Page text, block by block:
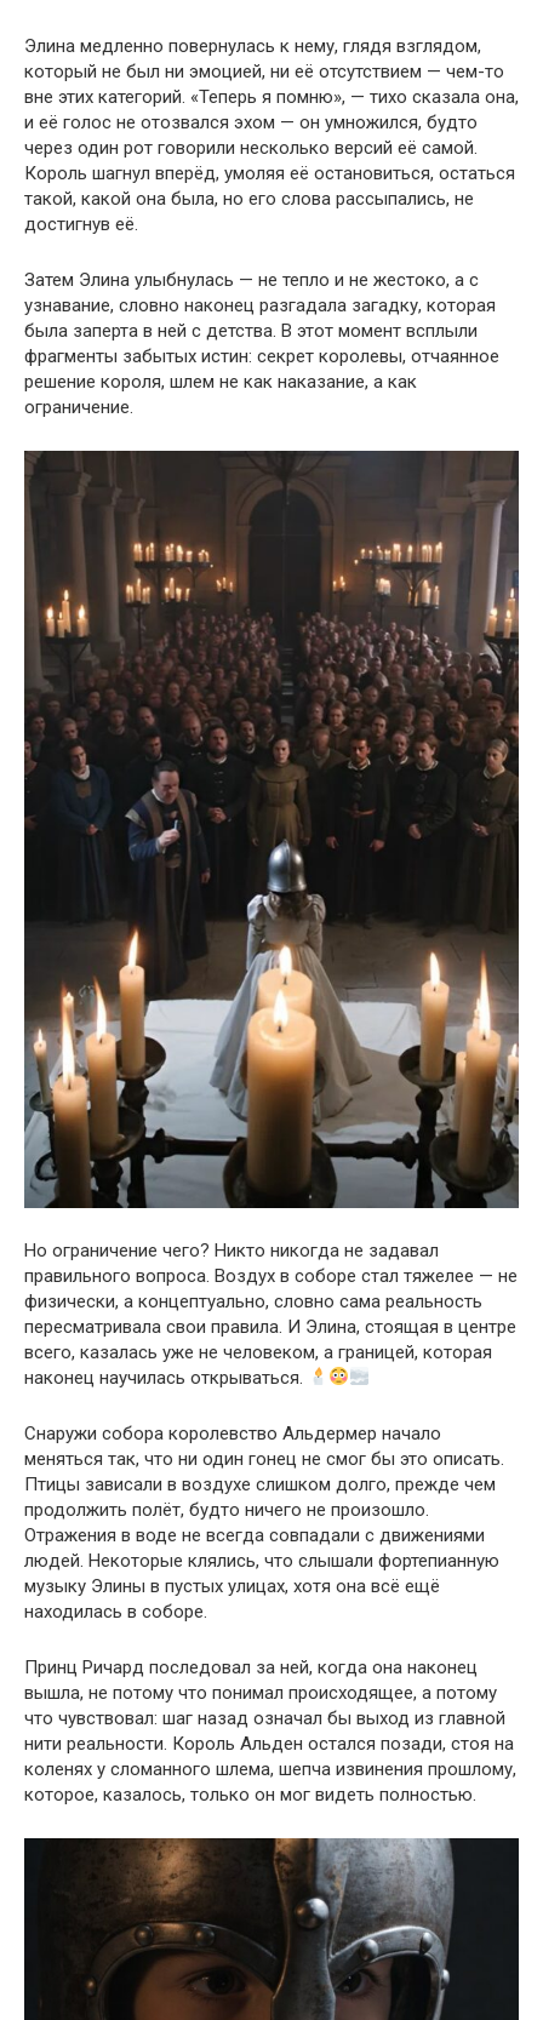
Элина медленно повернулась к нему, глядя взглядом,
который не был ни эмоцией, ни её отсутствием — чем-то
вне этих категорий. «Теперь я помню», — тихо сказала она,
и её голос не отозвался эхом — он умножился, будто
через один рот говорили несколько версий её самой.
Король шагнул вперёд, умоляя её остановиться, остаться
такой, какой она была, но его слова рассыпались, не
достигнув её.
Затем Элина улыбнулась — не тепло и не жестоко, а с
узнавание, словно наконец разгадала загадку, которая
была заперта в ней с детства. В этот момент всплыли
фрагменты забытых истин: секрет королевы, отчаянное
решение короля, шлем не как наказание, а как
ограничение.
Но ограничение чего? Никто никогда не задавал
правильного вопроса. Воздух в соборе стал тяжелее — не
физически, а концептуально, словно сама реальность
пересматривала свои правила. И Элина, стоящая в центре
всего, казалась уже не человеком, а границей, которая
наконец научилась открываться.
Снаружи собора королевство Альдермер начало
меняться так, что ни один гонец не смог бы это описать.
Птицы зависали в воздухе слишком долго, прежде чем
продолжить полёт, будто ничего не произошло.
Отражения в воде не всегда совпадали с движениями
людей. Некоторые клялись, что слышали фортепианную
музыку Элины в пустых улицах, хотя она всё ещё
находилась в соборе.
Принц Ричард последовал за ней, когда она наконец
вышла, не потому что понимал происходящее, а потому
что чувствовал: шаг назад означал бы выход из главной
нити реальности. Король Альден остался позади, стоя на
коленях у сломанного шлема, шепча извинения прошлому,
которое, казалось, только он мог видеть полностью.